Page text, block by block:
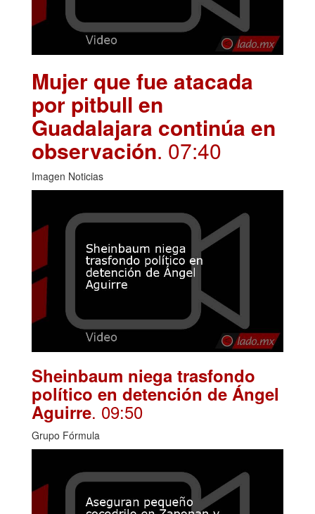
Mujer que fue atacada
por pitbull en
Guadalajara continúa en
observación. 07:40
Imagen Noticias
Sheinbaum niega trasfondo
político en detención de Ángel
Aguirre. 09:50
Grupo Fórmula